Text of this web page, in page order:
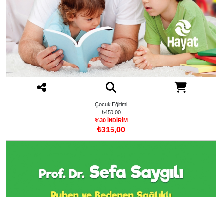
Çocuk Eğitimi
₺450,00
%30 İNDİRİM
₺315,00